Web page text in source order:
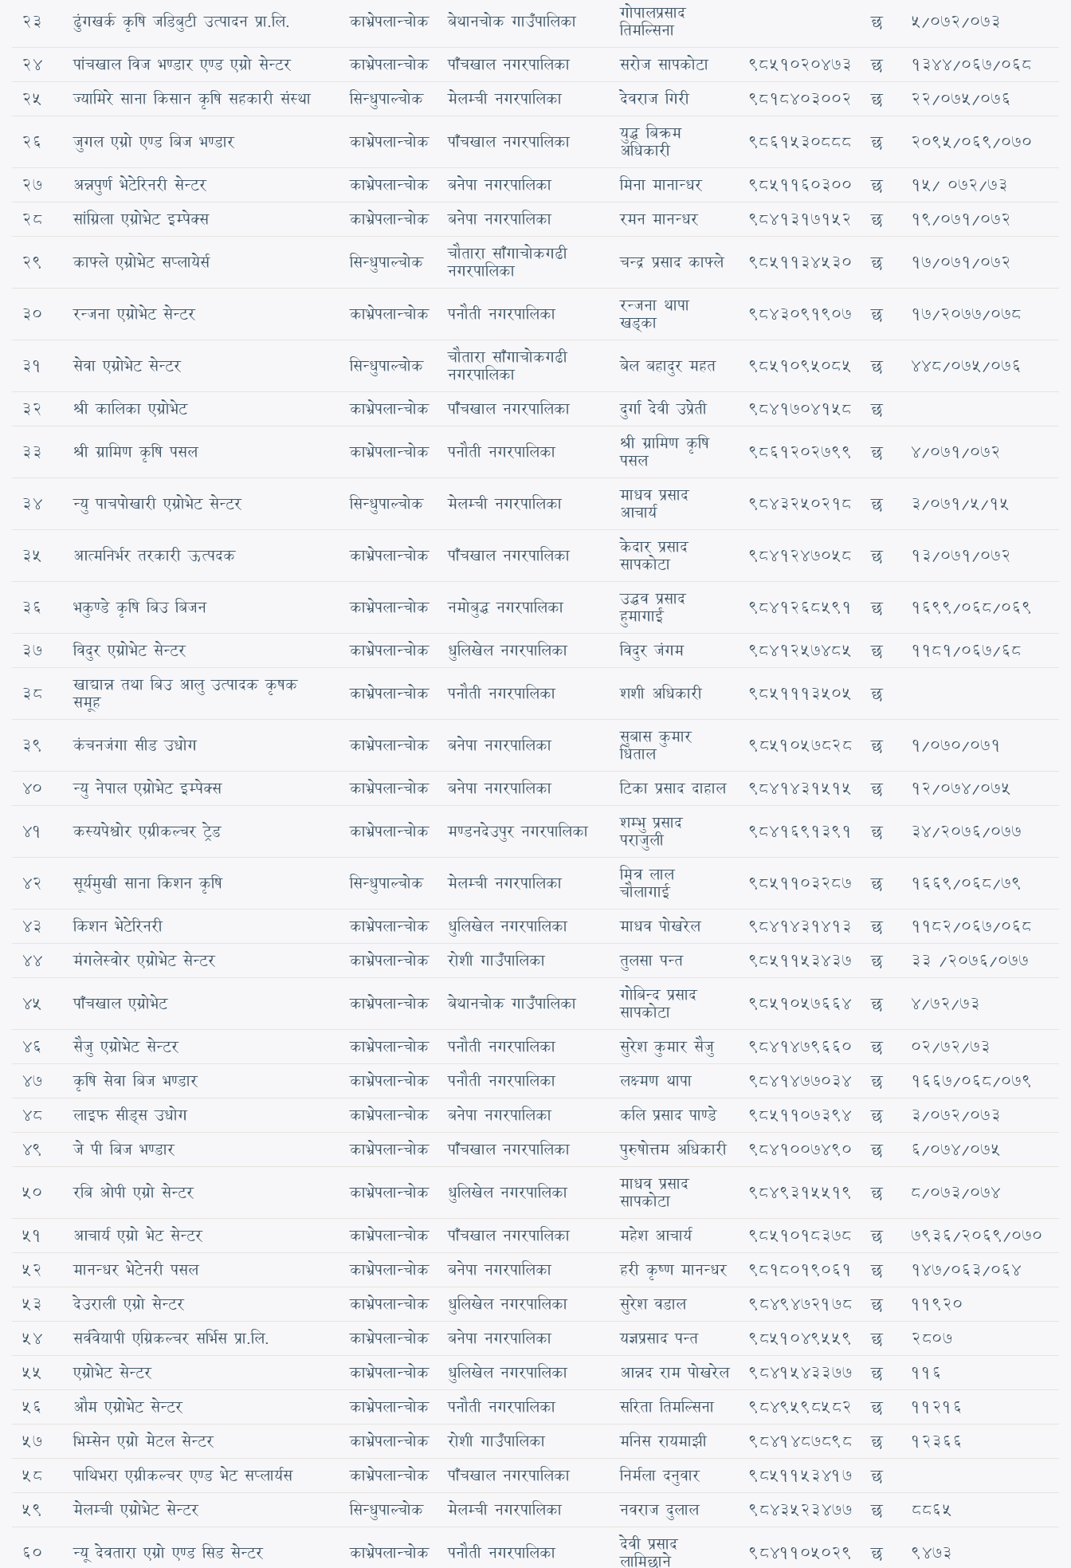
23
ढुंगखर्क कृषि जडिबुटी उत्पादन प्रा.लि. काभ्रेपलान्चोक बेथानचोक गाउँपालिका गोपालप्रसाद
तिमल्सिना छ
५/०७२/०७३
24
पांचखाल विज भण्डार एण्ड एग्रो सेन्टर काभ्रेपलान्चोक पाँचखाल नगरपालिका सरोज सापकोटा ९८५१०२०४७३ छ
१३४४/०६७/०६८
25
ज्यामिरे साना किसान कृषि सहकारी संस्था सिन्धुपाल्चोक मेलम्ची नगरपालिका देवराज गिरी ९८१८४०३००२ छ
२२/०७५/०७६
26
जुगल एग्रो एण्ड बिज भण्डार काभ्रेपलान्चोक पाँचखाल नगरपालिका युद्ध बिक्रम
अधिकारी ९८६१५३०८८८ छ
२०९५/०६९/०७०
27
अन्नपुर्ण भेटेरिनरी सेन्टर काभ्रेपलान्चोक बनेपा नगरपालिका मिना मानान्धर ९८५११६०३०० छ
१५/ ०७२/७३
28
सांग्रिला एग्रोभेट इम्पेक्स काभ्रेपलान्चोक बनेपा नगरपालिका रमन मानन्धर ९८४१३१७१५२ छ
१९/०७१/०७२
29
काफ्ले एग्रोभेट सप्लायेर्स सिन्धुपाल्चोक चौतारा साँगाचोकगढी
नगरपालिका चन्द्र प्रसाद काफ्ले ९८५११३४५३० छ १७/०७१/०७२
30 रन्जना एग्रोभेट सेन्टर काभ्रेपलान्चोक पनौती नगरपालिका रन्जना थापा
खड्का ९८४३०९१९०७ छ १७/२०७७/०७८
31 सेवा एग्रोभेट सेन्टर सिन्धुपाल्चोक चौतारा साँगाचोकगढी
नगरपालिका बेल बहादुर महत ९८५१०९५०८५ छ
४४८/०७५/०७६
32
श्री कालिका एग्रोभेट काभ्रेपलान्चोक पाँचखाल नगरपालिका दुर्गा देवी उप्रेती ९८४१७०४१५८
छ
33
श्री ग्रामिण कृषि पसल काभ्रेपलान्चोक पनौती नगरपालिका श्री ग्रामिण कृषि
पसल ९८६१२०२७९९ छ ४/०७१/०७२
34 न्यु पाचपोखारी एग्रोभेट सेन्टर सिन्धुपाल्चोक मेलम्ची नगरपालिका माधव प्रसाद
आचार्य ९८४३२५०२१८ छ ३/०७१/५/१५
35 आत्मनिर्भर तरकारी ऊत्पदक काभ्रेपलान्चोक पाँचखाल नगरपालिका केदार प्रसाद
सापकोटा ९८४१२४७०५८ छ १३/०७१/०७२
36 भकुण्डे कृषि बिउ बिजन काभ्रेपलान्चोक नमोबुद्ध नगरपालिका उद्धव प्रसाद
हुमागाईं ९८४१२६८५९१ छ
१६९९/०६८/०६९
37
विदुर एग्रोभेट सेन्टर काभ्रेपलान्चोक धुलिखेल नगरपालिका विदुर जंगम ९८४१२५७४८५ छ
११८१/०६७/६८
38
खाद्यान्न तथा बिउ आलु उत्पादक कृषक
समूह काभ्रेपलान्चोक पनौती नगरपालिका शशी अधिकारी ९८५१११३५०५ छ
39 कंचनजंगा सीड उधोग काभ्रेपलान्चोक बनेपा नगरपालिका सुबास कुमार
धिताल 9851057828 छ
१/०७०/०७१
40
न्यु नेपाल एग्रोभेट इम्पेक्स काभ्रेपलान्चोक बनेपा नगरपालिका टिका प्रसाद दाहाल ९८४१४३१५१५ छ
१२/०७४/०७५
41
कस्यपेश्वोर एग्रीकल्चर ट्रेड काभ्रेपलान्चोक मण्डनदेउपुर नगरपालिका शम्भु प्रसाद
पराजुली ९८४१६९१३९१ छ ३४/२०७६/०७७
42 सूर्यमुखी साना किशन कृषि सिन्धुपाल्चोक मेलम्ची नगरपालिका मित्र लाल
चौलागाई ९८५११०३२८७ छ
१६६९/०६८/७९
43
किशन भेटेरिनरी काभ्रेपलान्चोक धुलिखेल नगरपालिका माधव पोखरेल ९८४१४३१४१३ छ
११८२/०६७/०६८
44
मंगलेस्वोर एग्रोभेट सेन्टर काभ्रेपलान्चोक रोशी गाउँपालिका तुलसा पन्त ९८५११५३४३७ छ
3३ /२०७६/०७७
45
पाँचखाल एग्रोभेट काभ्रेपलान्चोक बेथानचोक गाउँपालिका गोबिन्द प्रसाद
सापकोटा ९८५१०५७६६४ छ
४/७2/७3
46
सैजु एग्रोभेट सेन्टर काभ्रेपलान्चोक पनौती नगरपालिका सुरेश कुमार सैजु ९८४१४७९६६० छ
०२/७२/७३
47
कृषि सेवा बिज भण्डार काभ्रेपलान्चोक पनौती नगरपालिका लक्ष्मण थापा ९८४१४७७०३४ छ
१६६७/०६८/०७९
48
लाइफ सीड्स उधोग काभ्रेपलान्चोक बनेपा नगरपालिका कलि प्रसाद पाण्डे ९८५११०७३९४ छ
३/०७२/०७३
49
जे पी बिज भण्डार काभ्रेपलान्चोक पाँचखाल नगरपालिका पुरुषोत्तम अधिकारी ९८४१००७४९० छ
६/०७४/०७५
50
रबि ओपी एग्रो सेन्टर काभ्रेपलान्चोक धुलिखेल नगरपालिका माधव प्रसाद
सापकोटा ९८४९३१५५१९ छ
८/०७३/०७४
51
आचार्य एग्रो भेट सेन्टर काभ्रेपलान्चोक पाँचखाल नगरपालिका महेश आचार्य ९८५१०१८३७८ छ
७९३६/२०६९/०७०
52
मानन्धर भेटेनरी पसल काभ्रेपलान्चोक बनेपा नगरपालिका हरी कृष्ण मानन्धर ९८१८०१९०६१ छ
१४७/०६३/०६४
53
देउराली एग्रो सेन्टर काभ्रेपलान्चोक धुलिखेल नगरपालिका सुरेश वडाल 9849472178 छ
11920
54
सर्ववेयापी एग्रिकल्चर सर्भिस प्रा.लि. काभ्रेपलान्चोक बनेपा नगरपालिका यज्ञप्रसाद पन्त 9851049559 छ
2807
55
एग्रोभेट सेन्टर काभ्रेपलान्चोक धुलिखेल नगरपालिका आन्नद राम पोखरेल 9841543377 छ
116
56
औम एग्रोभेट सेन्टर काभ्रेपलान्चोक पनौती नगरपालिका सरिता तिमल्सिना 9849598582 छ
11216
57
भिम्सेन एग्रो मेटल सेन्टर काभ्रेपलान्चोक रोशी गाउँपालिका मनिस रायमाझी 9841487898 छ
12366
58
पाथिभरा एग्रीकल्चर एण्ड भेट सप्लार्यस काभ्रेपलान्चोक पाँचखाल नगरपालिका निर्मला दनुवार 9851153417
छ
59
मेलम्ची एग्रोभेट सेन्टर सिन्धुपाल्चोक मेलम्ची नगरपालिका नवराज दुलाल 9843523477 छ
8865
60
न्यू देवतारा एग्रो एण्ड सिड सेन्टर काभ्रेपलान्चोक पनौती नगरपालिका देवी प्रसाद
लामिछाने 9841105029 छ 9473